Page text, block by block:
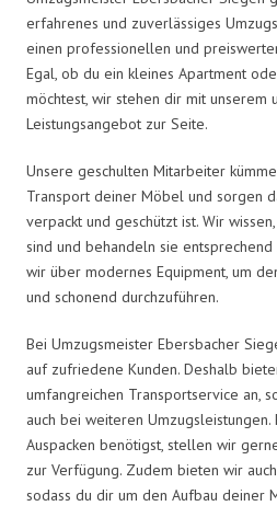
erfahrenes und zuverlässiges
einen professionellen und
Egal, ob du ein kleines Apartment
möchtest, wir stehen dir mit unserem
Leistungsangebot zur Seite.
Unsere geschulten Mitarbeiter
Transport deiner Möbel und sorgen
verpackt und geschützt ist. Wir
sind und behandeln sie
wir über modernes Equipment, um
und schonend durchzuführen.
Bei Umzugsmeister Ebersbacher
auf zufriedene Kunden. Deshalb
umfangreichen Transportservice an,
auch bei weiteren
Auspacken benötigst, stellen wir
zur Verfügung. Zudem bieten wir
sodass du dir um den Aufbau deiner